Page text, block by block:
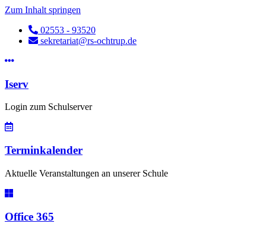
Zum Inhalt springen
02553 - 93520
sekretariat@rs-ochtrup.de
Iserv
Login zum Schulserver
Terminkalender
Aktuelle Veranstaltungen an unserer Schule
Office 365